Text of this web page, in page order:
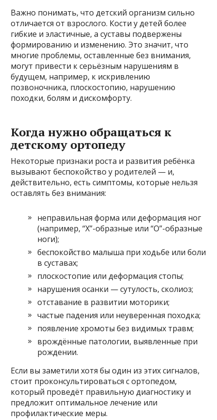
Важно понимать, что детский организм сильно
отличается от взрослого. Кости у детей более
гибкие и эластичные, а суставы подвержены
формированию и изменению. Это значит, что
многие проблемы, оставленные без внимания,
могут привести к серьёзным нарушениям в
будущем, например, к искривлению
позвоночника, плоскостопию, нарушению
походки, болям и дискомфорту.
Когда нужно обращаться к
детскому ортопеду
Некоторые признаки роста и развития ребёнка
вызывают беспокойство у родителей — и,
действительно, есть симптомы, которые нельзя
оставлять без внимания:
неправильная форма или деформация ног
(например, “Х”-образные или “О”-образные
ноги);
беспокойство малыша при ходьбе или боли
в суставах;
плоскостопие или деформация стопы;
нарушения осанки — сутулость, сколиоз;
отставание в развитии моторики;
частые падения или неуверенная походка;
появление хромоты без видимых травм;
врождённые патологии, выявленные при
рождении.
Если вы заметили хотя бы один из этих сигналов,
стоит проконсультироваться с ортопедом,
который проведёт правильную диагностику и
предложит оптимальное лечение или
профилактические меры.